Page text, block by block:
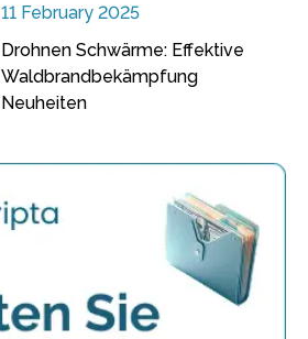
11 February 2025
Drohnen Schwärme: Effektive
Waldbrandbekämpfung
Neuheiten